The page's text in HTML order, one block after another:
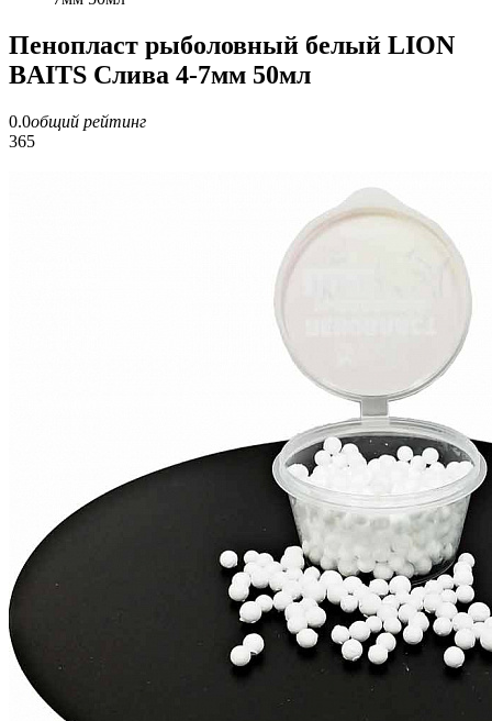
Пенопласт рыболовный белый LION
BAITS Слива 4-7мм 50мл
0.0общий рейтинг
365